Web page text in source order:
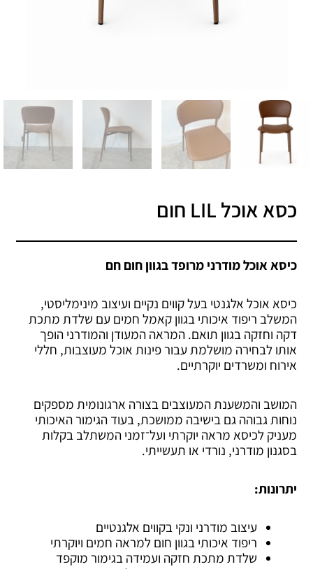
כסא אוכל LIL חום
כיסא אוכל מודרני מרופד בגוון חום חם
כיסא אוכל אלגנטי בעל קווים נקיים ועיצוב מינימליסטי,
המשלב ריפוד איכותי בגוון קאמל חמים עם שלדת מתכת
דקה וחזקה בגוון תואם. המראה המעודן והמודרני הופך
אותו לבחירה מושלמת עבור פינות אוכל מעוצבות, חללי
אירוח ומשרדים יוקרתיים.
המושב והמשענת המעוצבים בצורה ארגונומית מספקים
נוחות גבוהה גם בישיבה ממושכת, בעוד הגימור האיכותי
מעניק לכיסא מראה יוקרתי ועל־זמני המשתלב בקלות
בסגנון מודרני, נורדי או תעשייתי.
יתרונות:
עיצוב מודרני ונקי בקווים אלגנטיים
ריפוד איכותי בגוון חום למראה חמים ויוקרתי
שלדת מתכת חזקה ועמידה בגימור מוקפד